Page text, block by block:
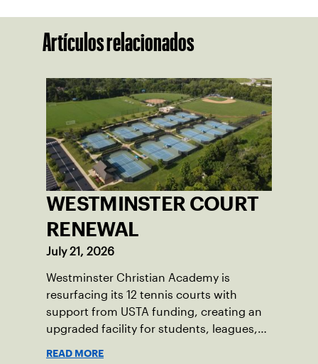
Artículos relacionados
WESTMINSTER COURT
RENEWAL
July 21, 2026
Westminster Christian Academy is
resurfacing its 12 tennis courts with
support from USTA funding, creating an
upgraded facility for students, leagues,
READ MORE